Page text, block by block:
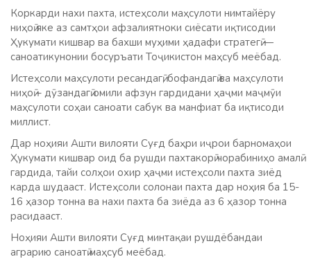
Коркарди нахи пахта, истеҳсоли маҳсулоти нимтайёру
ниҳоӣ яке аз самтҳои афзалиятноки сиёсати иқтисодии
Ҳукумати кишвар ва бахши муҳими ҳадафи стратегӣ —
саноатикунонии босуръати Тоҷикистон маҳсуб меёбад.
Истеҳсоли маҳсулоти ресандагӣ, бофандагӣ ва маҳсулоти
ниҳоӣ – дӯзандагӣ омили афзун гардидани ҳаҷми маҷмӯи
маҳсулоти соҳаи саноати сабук ва манфиат ба иқтисоди
миллист.
Дар ноҳияи Ашти вилояти Суғд баҳри иҷрои барномаҳои
Ҳукумати кишвар оид ба рушди пахтакорӣ чорабиниҳо амалӣ
гардида, тайи солҳои охир ҳаҷми истеҳсоли пахта зиёд
карда шудааст. Истеҳсоли солонаи пахта дар ноҳия ба 15-
16 ҳазор тонна ва нахи пахта ба зиёда аз 6 ҳазор тонна
расидааст.
Ноҳияи Ашти вилояти Суғд минтақаи рушдёбандаи
аграрию саноатӣ маҳсуб меёбад.